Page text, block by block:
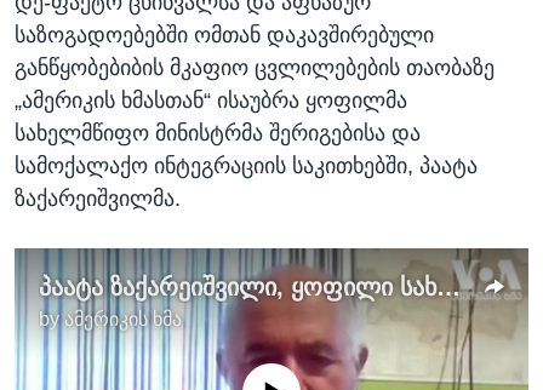
საზოგადოებებში ომთან დაკავშირებული
განწყობებიბის მკაფიო ცვლილებების თაობაზე
„ამერიკის ხმასთან“ ისაუბრა ყოფილმა
სახელმწიფო მინისტრმა შერიგებისა და
სამოქალაქო ინტეგრაციის საკითხებში, პაატა
ზაქარეიშვილმა.
პაატა ზაქარეიშვილი, ყოფილი სახელმწიფო მინისტრი
by ამერიკის ხმა
No media source currently available